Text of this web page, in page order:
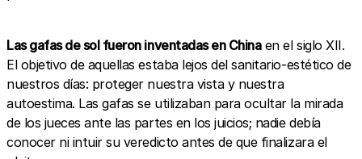
Las gafas de sol fueron inventadas en Chinaen el siglo XII.
El objetivo de aquellas estaba lejos del sanitario-estético de
nuestros días: proteger nuestra vista y nuestra
autoestima. Las gafas se utilizaban para ocultar la mirada
de los jueces ante las partes en los juicios; nadie debía
conocer ni intuir su veredicto antes de que finalizara el